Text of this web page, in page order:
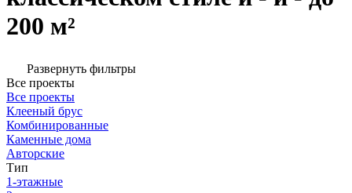
200 м²
Развернуть фильтры
Все проекты
Все проекты
Клееный брус
Комбинированные
Каменные дома
Авторские
Тип
1-этажные